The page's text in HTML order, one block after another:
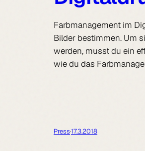
Farbmanagement im
Bilder bestimmen. Um
werden, musst du ein
wie du das
Press·17.3.2018